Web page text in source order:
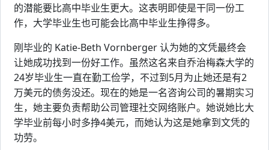
的潜能要比高中毕业生更大。这表明即使是干同一份工
作，大学毕业生也可能会比高中毕业生挣得多。
刚毕业的 Katie-Beth Vornberger 认为她的文凭最终会
让她成功找到一份好工作。虽然这名来自乔治梅森大学的
24岁毕业生一直在勤工俭学，不过到5月为止她还是有2
万美元的债务没还。现在的她是一名咨询公司的暑期实习
生，她主要负责帮助公司管理社交网络账户。她说她比大
学毕业前每小时多挣4美元，而她认为这是她拿到文凭的
功劳。